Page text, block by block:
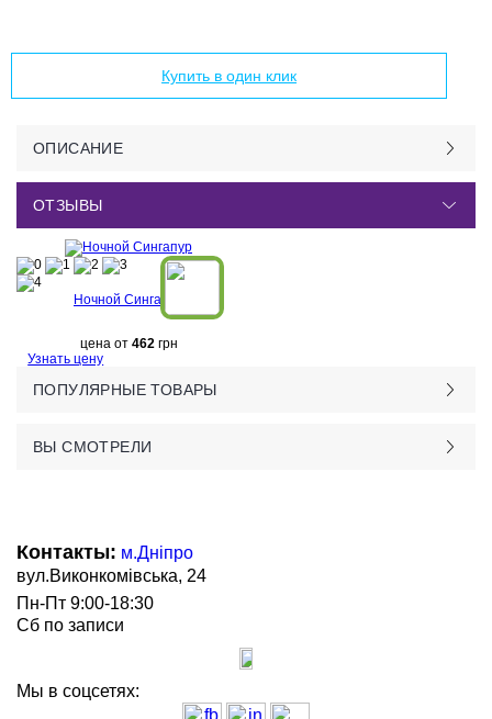
Купить в один клик
ОПИСАНИЕ
ОТЗЫВЫ
Ночной Сингапур
цена от 462грн
Узнать цену
ПОПУЛЯРНЫЕ ТОВАРЫ
ВЫ СМОТРЕЛИ
Контакты: м.Дніпро
вул.Виконкомівська, 24
Пн-Пт 9:00-18:30
Сб по записи
Мы в соцсетях: